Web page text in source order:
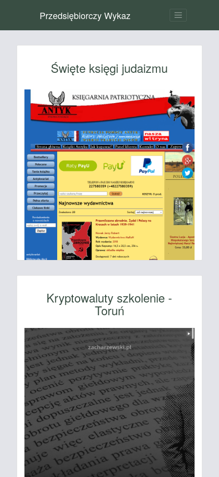
Przedsiębiorczy Wykaz
Święte księgi judaizmu
Kryptowaluty szkolenie -
Toruń